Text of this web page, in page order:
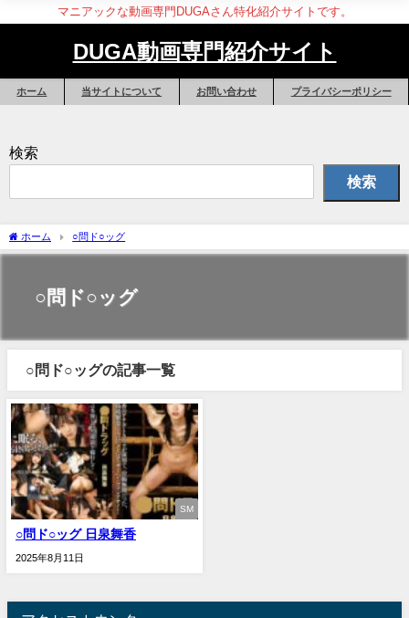
マニアックな動画専門DUGAさん特化紹介サイトです。
DUGA動画専門紹介サイト
ホーム 当サイトについて お問い合わせ プライバシーポリシー
検索
検索
ホーム ○問ド○ッグ
○問ド○ッグ
○問ド○ッグの記事一覧
SM
○問ド○ッグ 日泉舞香
2025年8月11日